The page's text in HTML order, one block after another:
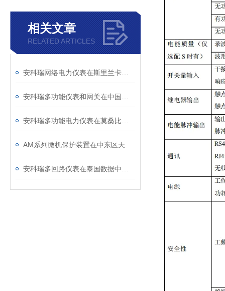
相关文章
RELATED ARTICLES